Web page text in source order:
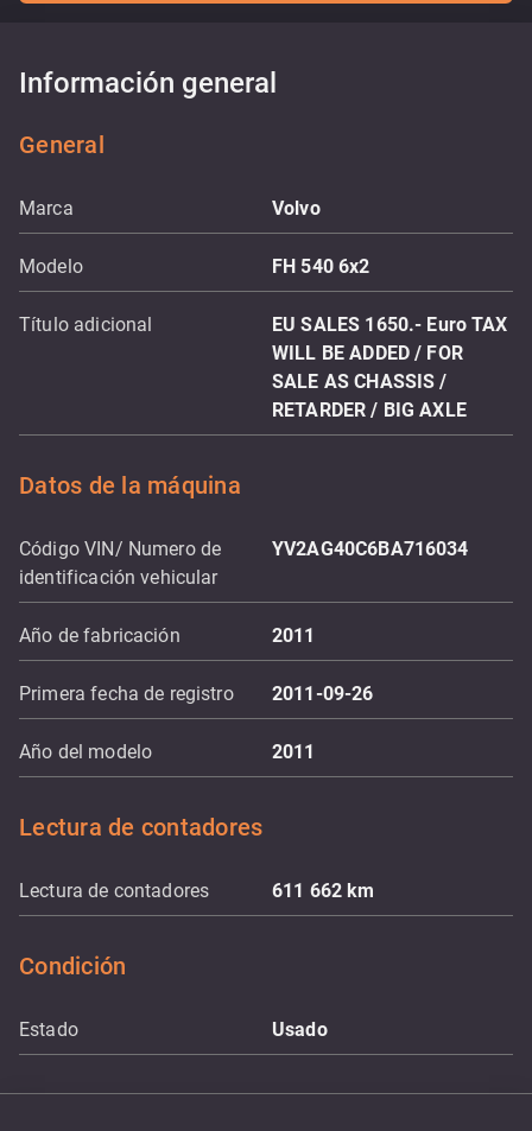
Información general
General
Marca Volvo
Modelo FH 540 6x2
Título adicional
EU SALES 1650.- Euro TAX
WILL BE ADDED / FOR
SALE AS CHASSIS /
RETARDER / BIG AXLE
Datos de la máquina
Código VIN/ Numero de
identificación vehicular
YV2AG40C6BA716034
Año de fabricación 2011
Primera fecha de registro 2011-09-26
Año del modelo 2011
Lectura de contadores
Lectura de contadores 611 662km
Condición
Estado Usado